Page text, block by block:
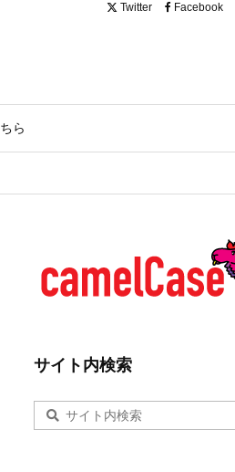
ら
Twitter Facebook
サイト内検索